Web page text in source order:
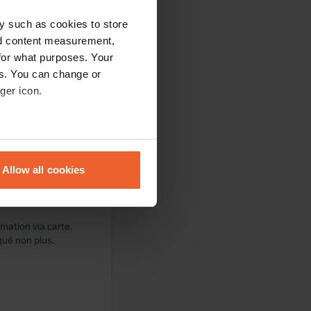
such as cookies to store
content measurement,
what purposes. Your
You can change or
icon.
meters
our traffic. We also share
may combine it with
Allow all cookies
arrangé, mais
est décevant
via carte.
non plus.